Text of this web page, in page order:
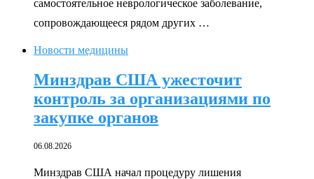
самостоятельное неврологическое заболевание,
сопровождающееся рядом других …
Новости медицины
Минздрав США ужесточит
контроль за организациями по
закупке органов
06.08.2026
Минздрав США начал процедуру лишения